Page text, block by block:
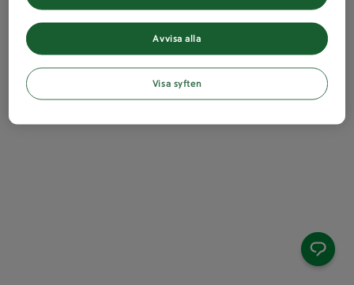
Avvisa alla
Visa syften